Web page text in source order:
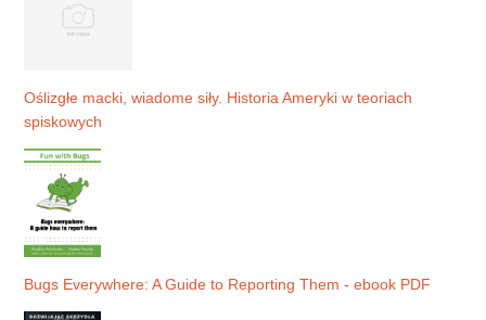
Oślizgłe macki, wiadome siły. Historia Ameryki w teoriach
spiskowych
Bugs Everywhere: A Guide to Reporting Them - ebook PDF